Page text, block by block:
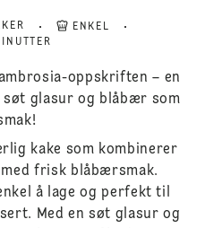
ENKEL
oppskriften – en
søt glasur og blåbær som
kake som kombinerer
frisk blåbærsmak.
å lage og perfekt til
Med en søt glasur og